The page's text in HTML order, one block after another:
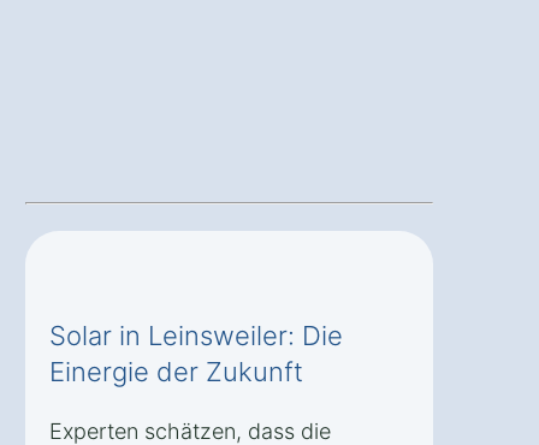
Solar in Leinsweiler: Die
Einergie der Zukunft
Experten schätzen, dass die